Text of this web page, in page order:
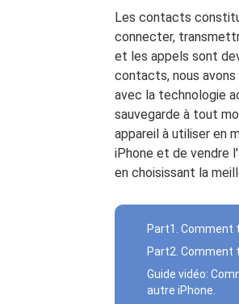
Les contacts
connecter,
et les appels sont
contacts, nous avons
avec la technologie
sauvegarde à tout
appareil à utiliser en
iPhone et de vendre
en choisissant la
Part1. Comment
Part2. Comment
Guide vidéo:
autre iPhone.